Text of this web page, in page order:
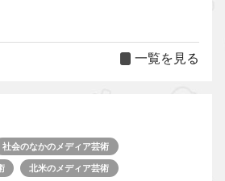
一覧を見る
社会のなかのメディア芸術
北米のメディア芸術